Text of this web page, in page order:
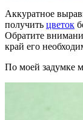
Аккуратное
получить цветок
Обратите
край его
По моей задумке